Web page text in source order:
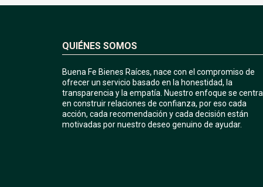
QUIÉNES SOMOS
Buena Fe Bienes Raíces, nace con el compromiso de
ofrecer un servicio basado en la honestidad, la
transparencia y la empatía. Nuestro enfoque se centra
en construir relaciones de confianza, por eso cada
acción, cada recomendación y cada decisión están
motivadas por nuestro deseo genuino de ayudar.